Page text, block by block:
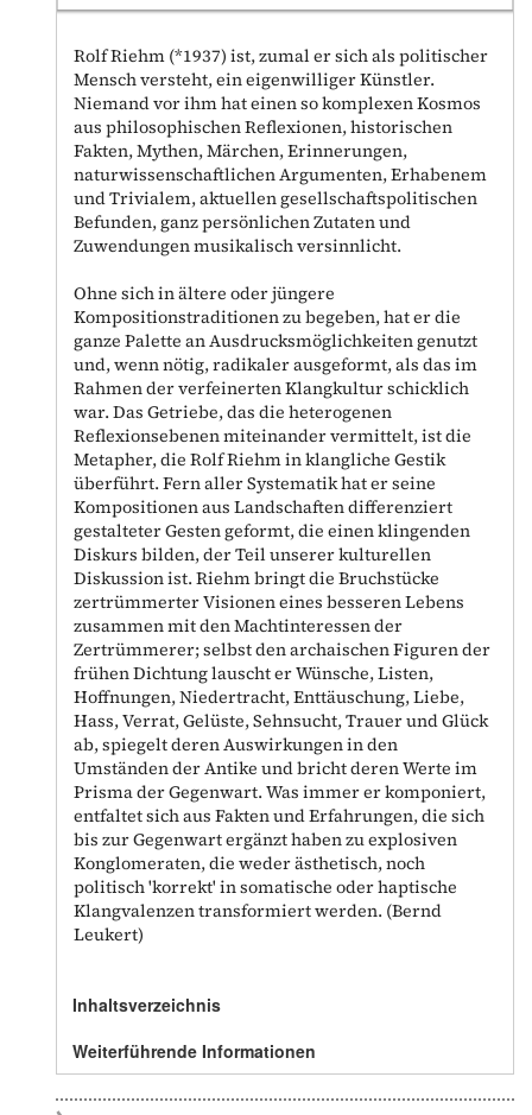
Rolf Riehm (*1937) ist, zumal er sich als politischer
Mensch versteht, ein eigenwilliger Künstler.
Niemand vor ihm hat einen so komplexen Kosmos
aus philosophischen Reflexionen, historischen
Fakten, Mythen, Märchen, Erinnerungen,
naturwissenschaftlichen Argumenten, Erhabenem
und Trivialem, aktuellen gesellschaftspolitischen
Befunden, ganz persönlichen Zutaten und
Zuwendungen musikalisch versinnlicht.
Ohne sich in ältere oder jüngere
Kompositionstraditionen zu begeben, hat er die
ganze Palette an Ausdrucksmöglichkeiten genutzt
und, wenn nötig, radikaler ausgeformt, als das im
Rahmen der verfeinerten Klangkultur schicklich
war. Das Getriebe, das die heterogenen
Reflexionsebenen miteinander vermittelt, ist die
Metapher, die Rolf Riehm in klangliche Gestik
überführt. Fern aller Systematik hat er seine
Kompositionen aus Landschaften differenziert
gestalteter Gesten geformt, die einen klingenden
Diskurs bilden, der Teil unserer kulturellen
Diskussion ist. Riehm bringt die Bruchstücke
zertrümmerter Visionen eines besseren Lebens
zusammen mit den Machtinteressen der
Zertrümmerer; selbst den archaischen Figuren der
frühen Dichtung lauscht er Wünsche, Listen,
Hoffnungen, Niedertracht, Enttäuschung, Liebe,
Hass, Verrat, Gelüste, Sehnsucht, Trauer und Glück
ab, spiegelt deren Auswirkungen in den
Umständen der Antike und bricht deren Werte im
Prisma der Gegenwart. Was immer er komponiert,
entfaltet sich aus Fakten und Erfahrungen, die sich
bis zur Gegenwart ergänzt haben zu explosiven
Konglomeraten, die weder ästhetisch, noch
politisch 'korrekt' in somatische oder haptische
Klangvalenzen transformiert werden. (Bernd
Leukert)
Inhaltsverzeichnis
Weiterführende Informationen